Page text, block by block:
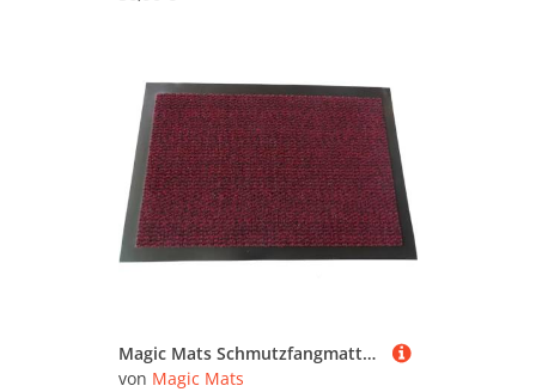
Magic Mats Schmutzfangmatte Türmatte Bern Farbe Rot ca. 60 x 150 cm
von Magic Mats